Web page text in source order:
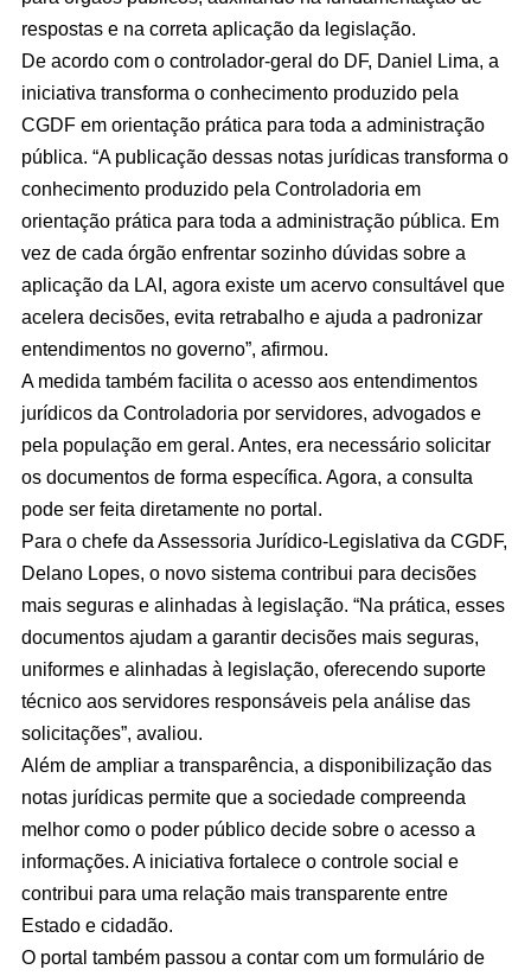
respostas e na correta aplicação da legislação.
De acordo com o controlador-geral do DF, Daniel Lima, a
iniciativa transforma o conhecimento produzido pela
CGDF em orientação prática para toda a administração
pública. “A publicação dessas notas jurídicas transforma o
conhecimento produzido pela Controladoria em
orientação prática para toda a administração pública. Em
vez de cada órgão enfrentar sozinho dúvidas sobre a
aplicação da LAI, agora existe um acervo consultável que
acelera decisões, evita retrabalho e ajuda a padronizar
entendimentos no governo”, afirmou.
A medida também facilita o acesso aos entendimentos
jurídicos da Controladoria por servidores, advogados e
pela população em geral. Antes, era necessário solicitar
os documentos de forma específica. Agora, a consulta
pode ser feita diretamente no portal.
Para o chefe da Assessoria Jurídico-Legislativa da CGDF,
Delano Lopes, o novo sistema contribui para decisões
mais seguras e alinhadas à legislação. “Na prática, esses
documentos ajudam a garantir decisões mais seguras,
uniformes e alinhadas à legislação, oferecendo suporte
técnico aos servidores responsáveis pela análise das
solicitações”, avaliou.
Além de ampliar a transparência, a disponibilização das
notas jurídicas permite que a sociedade compreenda
melhor como o poder público decide sobre o acesso a
informações. A iniciativa fortalece o controle social e
contribui para uma relação mais transparente entre
Estado e cidadão.
O portal também passou a contar com um formulário de